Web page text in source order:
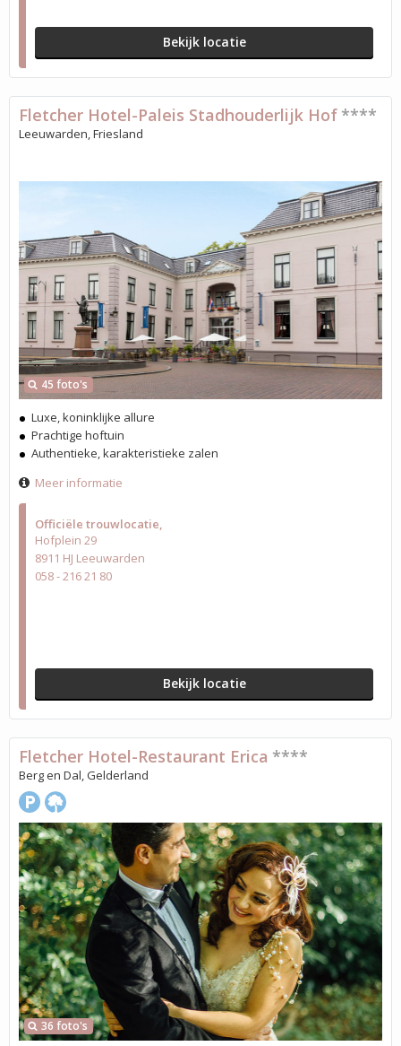
Bekijk locatie
Officiële trouwlocatie
Hofplein 29
8911 HJ Leeuwarden
058 - 216 21 80
Bekijk locatie
45 foto's
Fletcher Hotel-Paleis Stadhouderlijk Hof ****
Leeuwarden, Friesland
Luxe, koninklijke allure
Prachtige hoftuin
Authentieke, karakteristieke zalen
Meer informatie
36 foto's
Fletcher Hotel-Restaurant Erica ****
Berg en Dal, Gelderland